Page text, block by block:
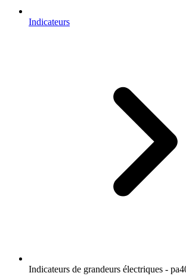
Indicateurs
Indicateurs de grandeurs électriques -